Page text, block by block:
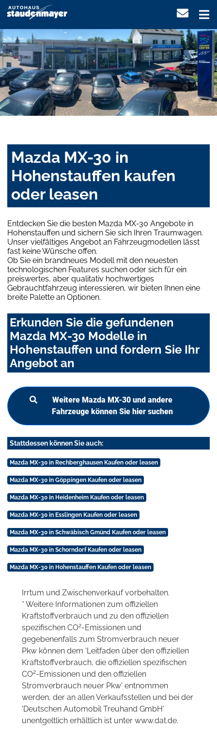
Mazda MX-30 in
Hohenstauffen kaufen
oder leasen
Entdecken Sie die besten Mazda MX-30 Angebote in
Hohenstauffen und sichern Sie sich Ihren Traumwagen.
Unser vielfältiges Angebot an Fahrzeugmodellen lässt
fast keine Wünsche offen.
Ob Sie ein brandneues Modell mit den neuesten
technologischen Features suchen oder sich für ein
preiswertes, aber qualitativ hochwertiges
Gebrauchtfahrzeug interessieren, wir bieten Ihnen eine
breite Palette an Optionen.
Erkunden Sie die gefundenen
Mazda MX-30 Modelle in
Hohenstauffen und fordern Sie Ihr
Angebot an
Weitere Mazda MX-30 und andere
Fahrzeuge können Sie hier suchen
Stattdessen können Sie auch:
Mazda MX-30 in Rechberghausen Kaufen oder leasen
Mazda MX-30 in Göppingen Kaufen oder leasen
Mazda MX-30 in Heidenheim Kaufen oder leasen
Mazda MX-30 in Esslingen Kaufen oder leasen
Mazda MX-30 in Schwäbisch Gmünd Kaufen oder leasen
Mazda MX-30 in Schorndorf Kaufen oder leasen
Mazda MX-30 in Hohenstauffen Kaufen oder leasen
Irrtum und Zwischenverkauf vorbehalten.
* Weitere Informationen zum offiziellen
Kraftstoffverbrauch und zu den offiziellen
spezifischen CO2-Emissionen und
gegebenenfalls zum Stromverbrauch neuer
Pkw können dem 'Leitfaden über den offiziellen
Kraftstoffverbrauch, die offiziellen spezifischen
CO2-Emissionen und den offiziellen
Stromverbrauch neuer Pkw' entnommen
werden, der an allen Verkaufsstellen und bei der
'Deutschen Automobil Treuhand GmbH'
unentgeltlich erhältlich ist unter www.dat.de.